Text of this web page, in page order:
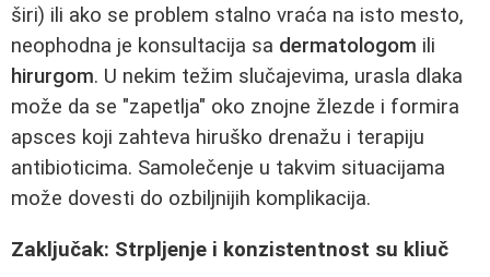
širi) ili ako se problem stalno vraća na isto mesto,
neophodna je konsultacija sa dermatologom ili
hirurgom. U nekim težim slučajevima, urasla dlaka
može da se "zapetlja" oko znojne žlezde i formira
apsces koji zahteva hiruško drenažu i terapiju
antibioticima. Samolečenje u takvim situacijama
može dovesti do ozbiljnijih komplikacija.
Zaključak: Strpljenje i konzistentnost su kliuč